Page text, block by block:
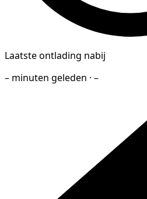
Laatste ontlading nabij
– minuten geleden · –